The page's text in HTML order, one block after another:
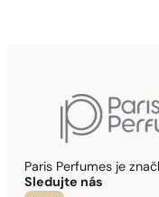
Paris Perfumes je
Sledujte nás